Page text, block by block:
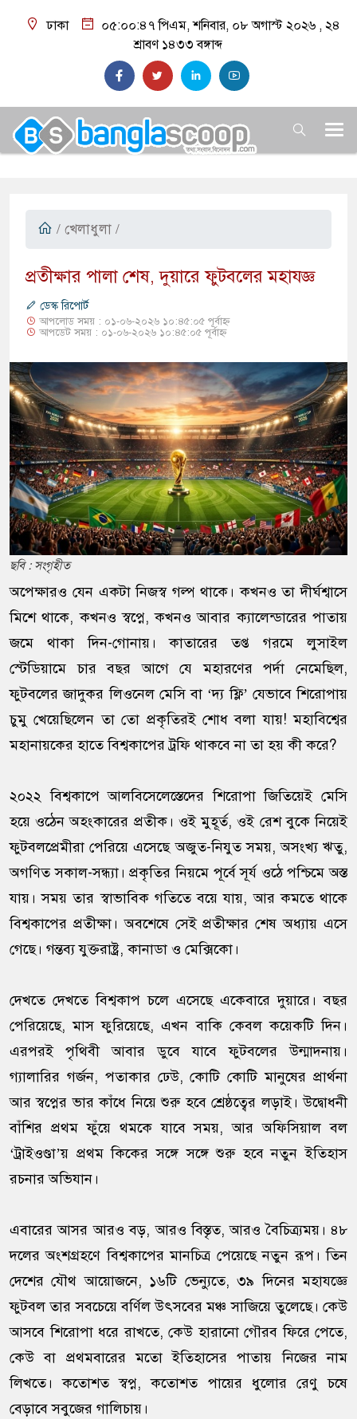
ঢাকা ০৫:০০:৪৮ পিএম, শনিবার, ০৮ অগাস্ট ২০২৬ ,২৪
শ্রাবণ ১৪৩৩ বঙ্গাব্দ
/ খেলাধুলা /
প্রতীক্ষার পালা শেষ, দুয়ারে ফুটবলের মহাযজ্ঞ
ডেস্ক রিপোর্ট
আপলোড সময় : ০১-০৬-২০২৬ ১০:৪৫:০৫ পূর্বাহ্ন
আপডেট সময় : ০১-০৬-২০২৬ ১০:৪৫:০৫ পূর্বাহ্ন
ছবি : সংগৃহীত
অপেক্ষারও যেন একটা নিজস্ব গল্প থাকে। কখনও তা দীর্ঘশ্বাসে
মিশে থাকে, কখনও স্বপ্নে, কখনও আবার ক্যালেন্ডারের পাতায়
জমে থাকা দিন-গোনায়। কাতারের তপ্ত গরমে লুসাইল
স্টেডিয়ামে চার বছর আগে যে মহারণের পর্দা নেমেছিল,
ফুটবলের জাদুকর লিওনেল মেসি বা ‘দ্য ফ্লি’ যেভাবে শিরোপায়
চুমু খেয়েছিলেন তা তো প্রকৃতিরই শোধ বলা যায়! মহাবিশ্বের
মহানায়কের হাতে বিশ্বকাপের ট্রফি থাকবে না তা হয় কী করে?
২০২২ বিশ্বকাপে আলবিসেলেস্তেদের শিরোপা জিতিয়েই মেসি
হয়ে ওঠেন অহংকারের প্রতীক। ওই মুহূর্ত, ওই রেশ বুকে নিয়েই
ফুটবলপ্রেমীরা পেরিয়ে এসেছে অজুত-নিযুত সময়, অসংখ্য ঋতু,
অগণিত সকাল-সন্ধ্যা। প্রকৃতির নিয়মে পূর্বে সূর্য ওঠে পশ্চিমে অস্ত
যায়। সময় তার স্বাভাবিক গতিতে বয়ে যায়, আর কমতে থাকে
বিশ্বকাপের প্রতীক্ষা। অবশেষে সেই প্রতীক্ষার শেষ অধ্যায় এসে
গেছে। গন্তব্য যুক্তরাষ্ট্র, কানাডা ও মেক্সিকো।
দেখতে দেখতে বিশ্বকাপ চলে এসেছে একেবারে দুয়ারে। বছর
পেরিয়েছে, মাস ফুরিয়েছে, এখন বাকি কেবল কয়েকটি দিন।
এরপরই পৃথিবী আবার ডুবে যাবে ফুটবলের উন্মাদনায়।
গ্যালারির গর্জন, পতাকার ঢেউ, কোটি কোটি মানুষের প্রার্থনা
আর স্বপ্নের ভার কাঁধে নিয়ে শুরু হবে শ্রেষ্ঠত্বের লড়াই। উদ্বোধনী
বাঁশির প্রথম ফুঁয়ে থমকে যাবে সময়, আর অফিসিয়াল বল
‘ট্রাইওণ্ডা’য় প্রথম কিকের সঙ্গে সঙ্গে শুরু হবে নতুন ইতিহাস
রচনার অভিযান।
এবারের আসর আরও বড়, আরও বিস্তৃত, আরও বৈচিত্র্যময়। ৪৮
দলের অংশগ্রহণে বিশ্বকাপের মানচিত্র পেয়েছে নতুন রূপ। তিন
দেশের যৌথ আয়োজনে, ১৬টি ভেন্যুতে, ৩৯ দিনের মহাযজ্ঞে
ফুটবল তার সবচেয়ে বর্ণিল উৎসবের মঞ্চ সাজিয়ে তুলেছে। কেউ
আসবে শিরোপা ধরে রাখতে, কেউ হারানো গৌরব ফিরে পেতে,
কেউ বা প্রথমবারের মতো ইতিহাসের পাতায় নিজের নাম
লিখতে। কতোশত স্বপ্ন, কতোশত পায়ের ধুলোর রেণু চষে
বেড়াবে সবুজের গালিচায়।